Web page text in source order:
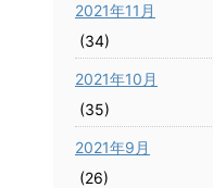
2021年11月
(34)
2021年10月
(35)
2021年9月
(26)